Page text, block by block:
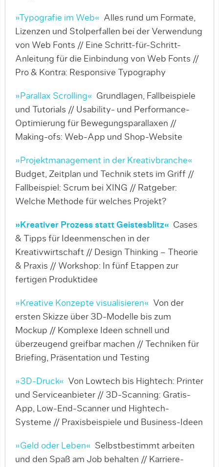
»Typografie im Web«
Alles rund um Formate,
Lizenzen und Stolperfallen bei der Verwendung
von Web Fonts // Eine Schritt-für-Schritt-
Anleitung für die Einbindung von Web Fonts //
Pro & Kontra: Responsive Typography
»Parallax Scrolling«
Grundlagen, Fallbeispiele
und Tutorials // Usability- und Performance-
Optimierung für Bewegungsparallaxen //
Making-ofs: Web-App und Shop-Website
»Projektmanagement in der Kreativbranche«
Budget, Zeitplan und Technik stets im Griff //
Fallbeispiel: Scrum bei XING // Ratgeber:
Welche Methode für welches Projekt?
»Kreativer Prozess statt Geistesblitz« Cases
& Tipps für Ideenmenschen in der
Kreativwirtschaft // Design Thinking – Theorie
& Praxis // Workshop: In fünf Etappen zur
fertigen Produktidee
»Kreative Konzepte visualisieren«
Von der
ersten Skizze über 3D-Modelle bis zum
Mockup // Komplexe Ideen schnell und
überzeugend greifbar machen // Techniken für
Briefing, Präsentation und Testing
»3D-Druck«
Von Lowtech bis Hightech: Printer
und Serviceanbieter // 3D-Scanning: Gratis-
App, Low-End-Scanner und Hightech-
Systeme // Praxisbeispiele und Business-Ideen
»Geld oder Leben«
Selbstbestimmt arbeiten
und den Spaß am Job behalten // Karriere-